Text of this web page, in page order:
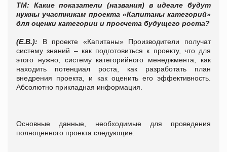
ТМ: Какие показатели (названия) в идеале будут
нужны участникам проекта «Капитаны категорий»
для оценки категории и просчета будущего роста?
(Е.В.): В проекте «Капитаны» Производители получат
систему знаний – как подготовиться к проекту, что для
этого нужно, систему категорийного менеджмента, как
находить потенциал роста, как разработать план
внедрения проекта, и как оценить его эффективность.
Абсолютно прикладная информация.
Основные данные, необходимые для проведения
полноценного проекта следующие: